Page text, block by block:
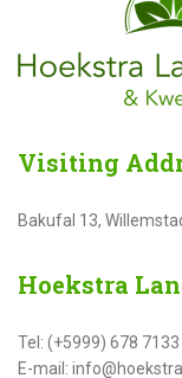
Visiting
Bakufal 13,
Hoekstra
Tel: (+5999) 678 7133
E-mail: